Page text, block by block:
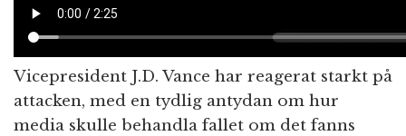
Vicepresident J.D. Vance har reagerat starkt på
attacken, med en tydlig antydan om hur
media skulle behandla fallet om det fanns